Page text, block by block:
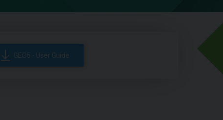
GEO5 - User Guide